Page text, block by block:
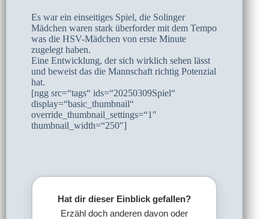
Es war ein einseitiges Spiel, die Solinger
Mädchen waren stark überforder mit dem Tempo
was die HSV-Mädchen von erste Minute
zugelegt haben.
Eine Entwicklung, der sich wirklich sehen lässt
und beweist das die Mannschaft richtig Potenzial
hat.
[ngg src=“tags“ ids=“20250309Spiel“
display=“basic_thumbnail“
override_thumbnail_settings=“1″
thumbnail_width=“250″]
Hat dir dieser Einblick gefallen?
Erzähl doch anderen davon oder